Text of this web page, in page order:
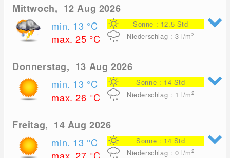
Mittwoch, 12 Aug 2026
min. 13 °C
max. 25 °C
Sonne : 12.5 Std
Niederschlag : 3 l/m2
Donnerstag, 13 Aug 2026
min. 13 °C
max. 26 °C
Sonne : 14 Std
Niederschlag : 1 l/m2
Freitag, 14 Aug 2026
min. 13 °C
Sonne : 14 Std
Niederschlag : 0 l/m2